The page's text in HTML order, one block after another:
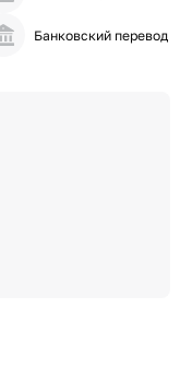
Банковский перевод